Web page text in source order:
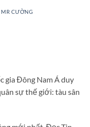
MR CƯỜNG
gia Đông Nam Á duy
sự thế giới: tàu sân